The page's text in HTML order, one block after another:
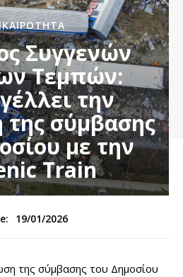
Συγγενών
Τεμπών:
την
σύμβασης
με την
Train
19/01/2026
της σύμβασης του Δημοσίου